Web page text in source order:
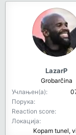
LazarP
Grobarčina
Учлањен(а)
Порука
Reaction score
Локација
Kopam tunel,